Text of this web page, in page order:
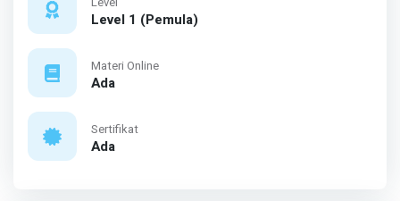
Level 1 (Pemula)
Materi Online
Ada
Sertifikat
Ada